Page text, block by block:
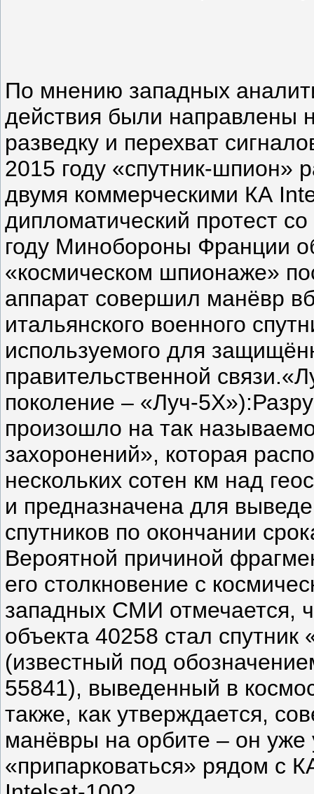
По мнению западных
действия были направлены
разведку и перехват
2015 году «спутник-шпион»
двумя коммерческими КА
дипломатический протест
году Минобороны Франции
«космическом шпионаже»
аппарат совершил манёвр
итальянского военного
используемого для
правительственной
поколение – «Луч-
произошло на так
захоронений», которая
нескольких сотен км над
и предназначена для
спутников по окончании
Вероятной причиной
его столкновение с
западных СМИ отмечается,
объекта 40258 стал
(известный под
55841), выведенный в
также, как утверждается,
манёвры на орбите – он уже
«припарковаться» рядом с